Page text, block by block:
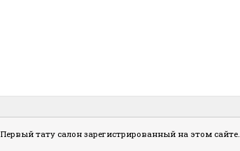
Первый тату салон зарегистрированный на этом сайте.